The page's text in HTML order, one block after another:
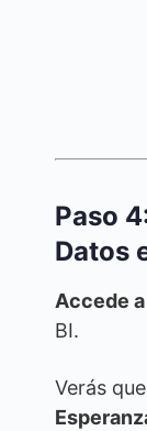
Paso
Datos
Accede
BI.
Verás